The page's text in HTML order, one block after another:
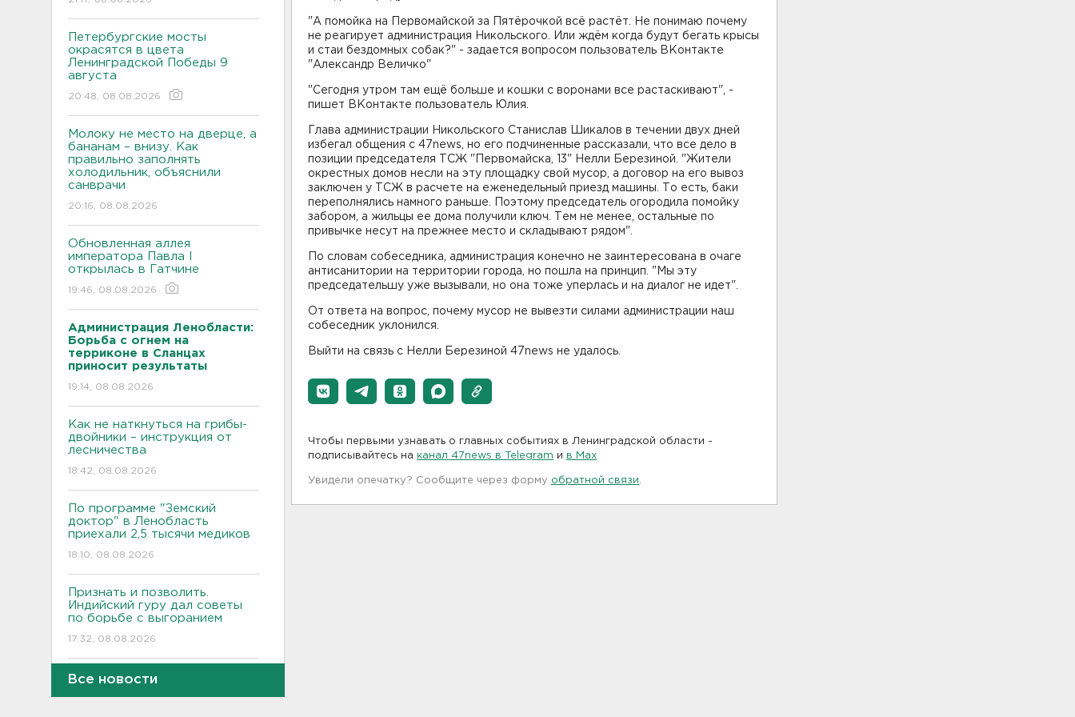
Петербургские мосты
окрасятся в цвета
Ленинградской Победы 9
августа
20:48, 08.08.2026
Молоку не место на дверце, а
бананам – внизу. Как
правильно заполнять
холодильник, объяснили
санврачи
20:16, 08.08.2026
Обновленная аллея
императора Павла I
открылась в Гатчине
19:46, 08.08.2026
Администрация Ленобласти:
Борьба с огнем на
терриконе в Сланцах
приносит результаты
19:14, 08.08.2026
Как не наткнуться на грибы-
двойники – инструкция от
лесничества
18:42, 08.08.2026
По программе "Земский
доктор" в Ленобласть
приехали 2,5 тысячи медиков
18:10, 08.08.2026
Признать и позволить.
Индийский гуру дал советы
по борьбе с выгоранием
17:32, 08.08.2026
Кому полезны белые грибы,
Все новости
"А помойка на Первомайской за Пятёрочкой всё растёт. Не понимаю почему
не реагирует администрация Никольского. Или ждём когда будут бегать крысы
и стаи бездомных собак?" - задается вопросом пользователь ВКонтакте
"Александр Величко"
"Сегодня утром там ещё больше и кошки с воронами все растаскивают", -
пишет ВКонтакте пользователь Юлия.
Глава администрации Никольского Станислав Шикалов в течении двух дней
избегал общения с 47news, но его подчиненные рассказали, что все дело в
позиции председателя ТСЖ "Первомайска, 13" Нелли Березиной. "Жители
окрестных домов несли на эту площадку свой мусор, а договор на его вывоз
заключен у ТСЖ в расчете на еженедельный приезд машины. То есть, баки
переполнялись намного раньше. Поэтому председатель огородила помойку
забором, а жильцы ее дома получили ключ. Тем не менее, остальные по
привычке несут на прежнее место и складывают рядом".
По словам собеседника, администрация конечно не заинтересована в очаге
антисанитории на территории города, но пошла на принцип. "Мы эту
председательшу уже вызывали, но она тоже уперлась и на диалог не идет".
От ответа на вопрос, почему мусор не вывезти силами администрации наш
собеседник уклонился.
Выйти на связь с Нелли Березиной 47news не удалось.
Чтобы первыми узнавать о главных событиях в Ленинградской области -
подписывайтесь на канал 47news в Telegram и в Maх
Увидели опечатку? Сообщите через форму обратной связи